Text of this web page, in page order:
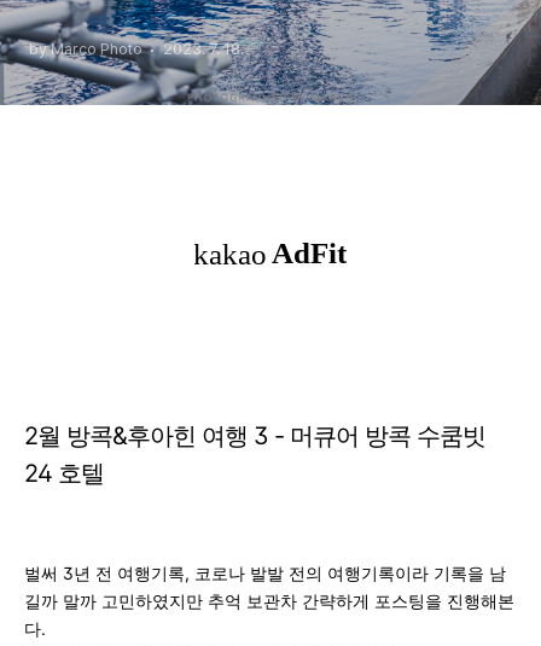
by Marco Photo 2023. 7. 18.
2월 방콕&후아힌 여행 3 - 머큐어 방콕 수쿰빗
24 호텔
벌써 3년 전 여행기록, 코로나 발발 전의 여행기록이라 기록을 남
길까 말까 고민하였지만 추억 보관차 간략하게 포스팅을 진행해본
다.